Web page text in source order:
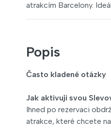
atrakcím Barcelony.
Popis
Často kladené otázky
Jak aktivuji svou
Ihned po rezervaci
atrakce, které chcete